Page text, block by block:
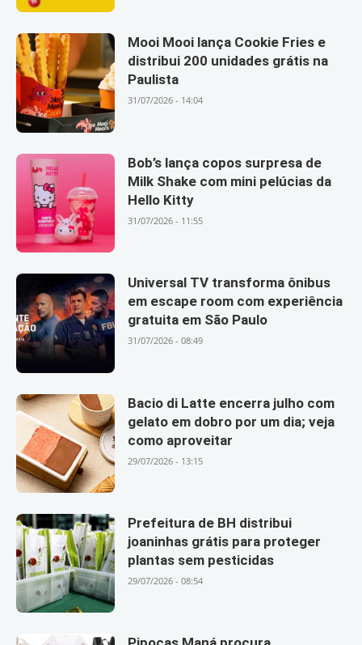
Mooi Mooi lança Cookie Fries e
distribui 200 unidades grátis na
Paulista
31/07/2026 - 14:04
Bob’s lança copos surpresa de
Milk Shake com mini pelúcias da
Hello Kitty
31/07/2026 - 11:55
Universal TV transforma ônibus
em escape room com experiência
gratuita em São Paulo
31/07/2026 - 08:49
Bacio di Latte encerra julho com
gelato em dobro por um dia; veja
como aproveitar
29/07/2026 - 13:15
Prefeitura de BH distribui
joaninhas grátis para proteger
plantas sem pesticidas
29/07/2026 - 08:54